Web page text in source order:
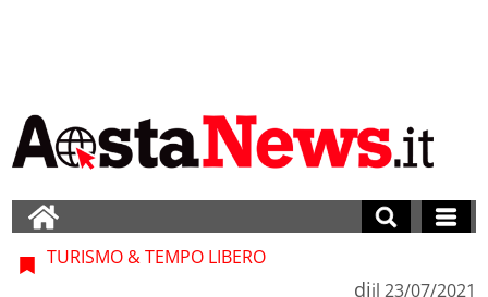
TURISMO & TEMPO LIBERO
diil 23/07/2021